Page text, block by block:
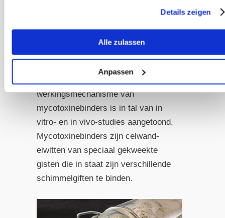
Details zeigen
Alle zulassen
Anpassen
en kunnen zo dysbiose (verkeerde
werkingsmechanisme van
mycotoxinebinder­s is in tal van in
vitro- en in vivo-studies aangetoond.
Mycotoxinebinder­s zijn celwand-
eiwitten van speciaal gekweekte
gisten die in staat zijn verschillende
schimmelgiften te binden.